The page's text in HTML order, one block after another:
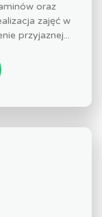
oraz
zajęć w
przyjaznej...